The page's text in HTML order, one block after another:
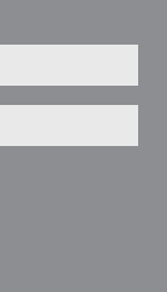
una nuova
((apre una nuova